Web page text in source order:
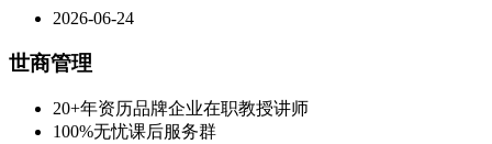
2026-06-24
世商管理
20+年资历品牌企业在职教授讲师
100%无忧课后服务群